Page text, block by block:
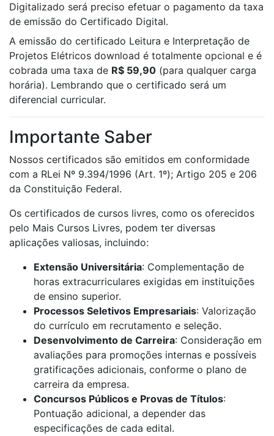
Digitalizado será preciso efetuar o pagamento da taxa
de emissão do Certificado Digital.
A emissão do certificado Leitura e Interpretação de
Projetos Elétricos download é totalmente opcional e é
cobrada uma taxa de R$ 59,90 (para qualquer carga
horária). Lembrando que o certificado será um
diferencial curricular.
Importante Saber
Nossos certificados são emitidos em conformidade
com a RLei Nº 9.394/1996 (Art. 1º); Artigo 205 e 206
da Constituição Federal.
Os certificados de cursos livres, como os oferecidos
pelo Mais Cursos Livres, podem ter diversas
aplicações valiosas, incluindo:
Extensão Universitária: Complementação de
horas extracurriculares exigidas em instituições
de ensino superior.
Processos Seletivos Empresariais: Valorização
do currículo em recrutamento e seleção.
Desenvolvimento de Carreira: Consideração em
avaliações para promoções internas e possíveis
gratificações adicionais, conforme o plano de
carreira da empresa.
Concursos Públicos e Provas de Títulos:
Pontuação adicional, a depender das
especificações de cada edital.